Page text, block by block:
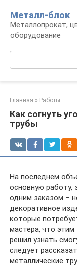
контенту
Металл-блок
Металлопрокат,
оборудование
Главная » Работы
Как согнуть
трубы
На последнем
основную работу,
одним заказом –
декоративное
которые
мастера, что этим
решил узнать
следует
металлические